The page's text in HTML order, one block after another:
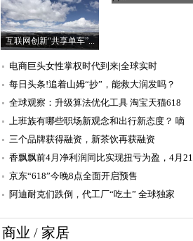
互联网创新“共享单车”...
电商巨头女性掌权时代到来|全球实时
每日头条!追着山姆“抄”，能救大润发吗？
全球观察：升级算法优化工具 淘宝天猫618
上班族有哪些职场新观念和出行新态度？ 嘀
三个品牌获得融资，新茶饮再获融资
香飘飘前4月净利润同比实现扭亏为盈，4月21
京东“618”今晚8点全面开启预售
阿迪耐克们跌倒，代工厂“吃土” 全球独家
商业 / 家居